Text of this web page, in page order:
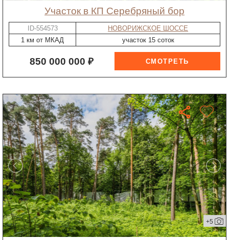
участок в КП Серебряный бор
ID-554573
НОВОРИЖСКОЕ ШОССЕ
1 км от МКАД
участок 15 соток
850 000 000 ₽
+5